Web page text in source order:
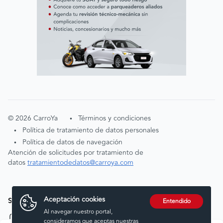
©2026 CarroYa • Términos y condiciones
• Política de tratamiento de datos personales
•
Política de datos de navegación
Atención de solicitudes por tratamiento de
datostratamientodedatos@carroya.com
Síguenos en:Aceptación cookies
Al navegar nuestro portal,
Entendido